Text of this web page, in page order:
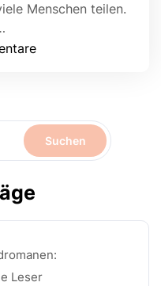
Menschen teilen.
Suchen
Leser